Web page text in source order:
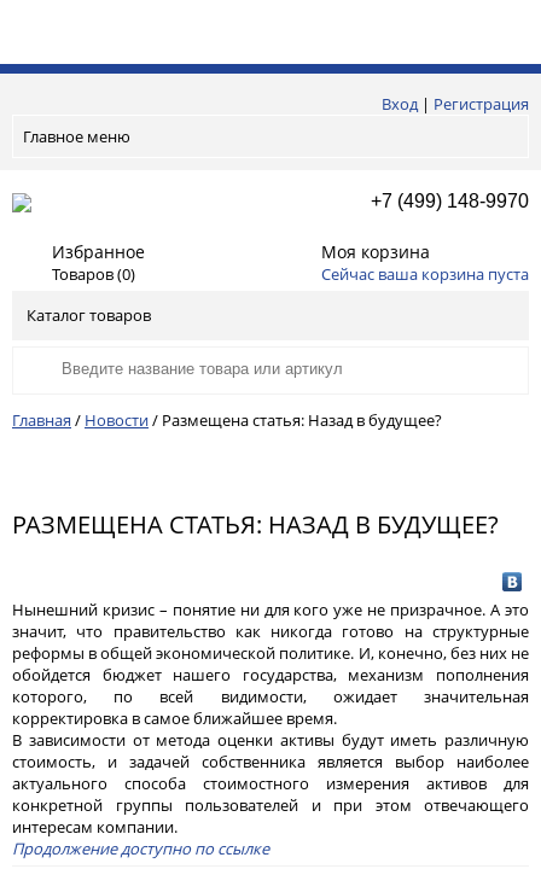
Вход| Регистрация
Главное меню
+7 (499) 148-9970
Избранное
Товаров (0)
Моя корзина
Сейчас ваша корзина пуста
Каталог товаров
Главная / Новости/ Размещена статья: Назад в будущее?
РАЗМЕЩЕНА СТАТЬЯ: НАЗАД В БУДУЩЕЕ?
Нынешний кризис – понятие ни для кого уже не призрачное. А это
значит, что правительство как никогда готово на структурные
реформы в общей экономической политике. И, конечно, без них не
обойдется бюджет нашего государства, механизм пополнения
которого, по всей видимости, ожидает значительная
корректировка в самое ближайшее время.
В зависимости от метода оценки активы будут иметь различную
стоимость, и задачей собственника является выбор наиболее
актуального способа стоимостного измерения активов для
конкретной группы пользователей и при этом отвечающего
интересам компании.
Продолжение доступно по ссылке